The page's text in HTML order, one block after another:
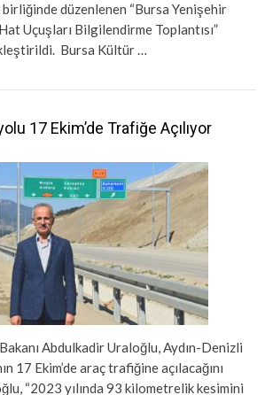
düzenlenen “Bursa Yenişehir
Uçuşları Bilgilendirme Toplantısı”
Bursa Kültür …
17 Ekim’de Trafiğe Açılıyor
Abdulkadir Uraloğlu, Aydın-Denizli
17 Ekim’de araç trafiğine açılacağını
“2023 yılında 93 kilometrelik kesimini